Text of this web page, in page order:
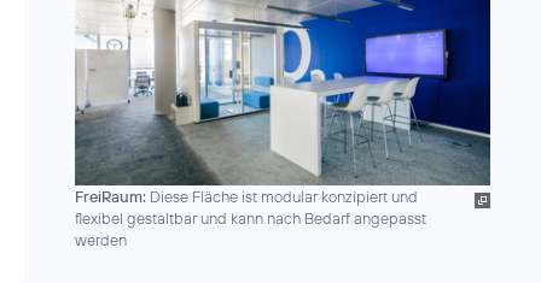
FreiRaum: Diese Fläche ist modular konzipiert und
flexibel gestaltbar und kann nach Bedarf angepasst
werden